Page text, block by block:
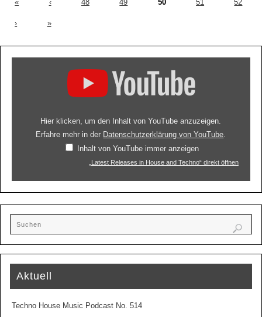
« ‹ 48 49 50 51 52
› »
Hier klicken, um den Inhalt von YouTube anzuzeigen.
Erfahre mehr in der Datenschutzerklärung von YouTube.
Inhalt von YouTube immer anzeigen
„Latest Releases in House and Techno“ direkt öffnen
Aktuell
Techno House Music Podcast No. 514